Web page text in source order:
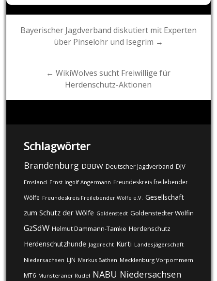
Post
navigation
Bayerischer Jagdverband diskutiert mit Experten
über Pinselohr und Isegrim →
← WikiWolves sucht Freiwillige für
Herdenschutz-Aktionen
Schlagwörter
Brandenburg DBBW Deutscher Jagdverband DJV
Emsland Ernst-Ingolf Angermann Freundeskreis freilebender
Wölfe Freundeskreis Freilebender Wölfe e.V. Gesellschaft
zum Schutz der Wölfe Goldenstedt Goldenstedter Wölfin
GzSdW Helmut Dammann-Tamke Herdenschutz
Herdenschutzhunde Jagdrecht Kurti Landesjägerschaft
Niedersachsen LJN Markus Bathen Mecklenburg Vorpommern
MT6 Munsteraner Rudel NABU Niedersachsen